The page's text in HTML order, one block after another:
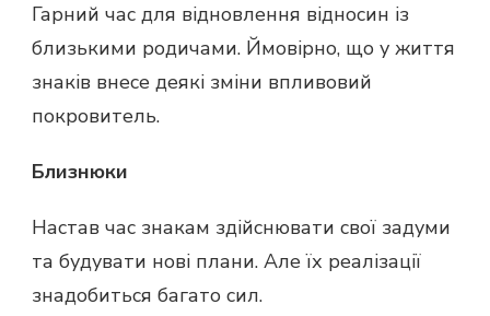
Гарний час для відновлення відносин із
близькими родичами. Ймовірно, що у життя
знаків внесе деякі зміни впливовий
покровитель.
Близнюки
Настав час знакам здійснювати свої задуми
та будувати нові плани. Але їх реалізації
знадобиться багато сил.